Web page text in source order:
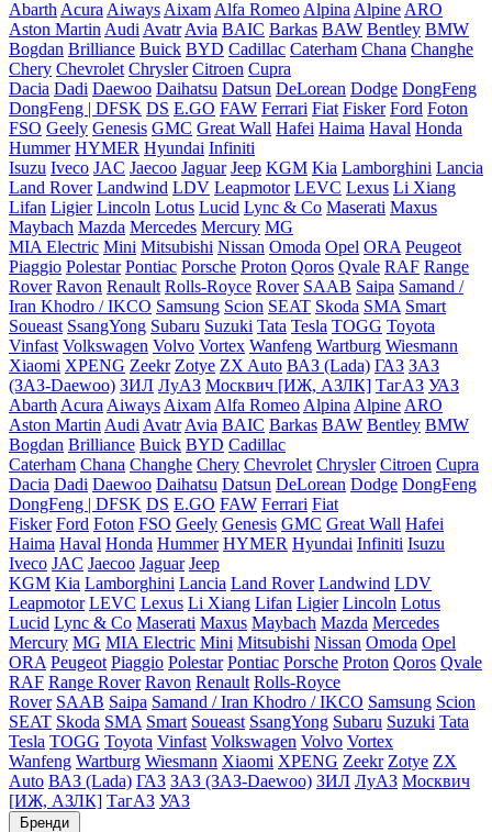
Abarth Acura Aiways Aixam Alfa Romeo Alpina Alpine ARO
Aston Martin Audi Avatr Avia BAIC Barkas BAW Bentley BMW
Bogdan Brilliance Buick BYD Cadillac Caterham Chana Changhe
Chery Chevrolet Chrysler Citroen Cupra
Dacia Dadi Daewoo Daihatsu Datsun DeLorean Dodge DongFeng
DongFeng | DFSK DS E.GO FAW Ferrari Fiat Fisker Ford Foton
FSO Geely Genesis GMC Great Wall Hafei Haima Haval Honda
Hummer HYMER Hyundai Infiniti
Isuzu Iveco JAC Jaecoo Jaguar Jeep KGM Kia Lamborghini Lancia
Land Rover Landwind LDV Leapmotor LEVC Lexus Li Xiang
Lifan Ligier Lincoln Lotus Lucid Lync & Co Maserati Maxus
Maybach Mazda Mercedes Mercury MG
MIA Electric Mini Mitsubishi Nissan Omoda Opel ORA Peugeot
Piaggio Polestar Pontiac Porsche Proton Qoros Qvale RAF Range
Rover Ravon Renault Rolls-Royce Rover SAAB Saipa Samand /
Iran Khodro / IKCO Samsung Scion SEAT Skoda SMA Smart
Soueast SsangYong Subaru Suzuki Tata Tesla TOGG Toyota
Vinfast Volkswagen Volvo Vortex Wanfeng Wartburg Wiesmann
Xiaomi XPENG Zeekr Zotye ZX Auto ВАЗ (Lada) ГАЗ ЗАЗ
(ЗАЗ-Daewoo) ЗИЛ ЛуАЗ Москвич [ИЖ, АЗЛК] ТагАЗ УАЗ
Abarth Acura Aiways Aixam Alfa Romeo Alpina Alpine ARO
Aston Martin Audi Avatr Avia BAIC Barkas BAW Bentley BMW
Bogdan Brilliance Buick BYD Cadillac
Caterham Chana Changhe Chery Chevrolet Chrysler Citroen Cupra
Dacia Dadi Daewoo Daihatsu Datsun DeLorean Dodge DongFeng
DongFeng | DFSK DS E.GO FAW Ferrari Fiat
Fisker Ford Foton FSO Geely Genesis GMC Great Wall Hafei
Haima Haval Honda Hummer HYMER Hyundai Infiniti Isuzu
Iveco JAC Jaecoo Jaguar Jeep
KGM Kia Lamborghini Lancia Land Rover Landwind LDV
Leapmotor LEVC Lexus Li Xiang Lifan Ligier Lincoln Lotus
Lucid Lync & Co Maserati Maxus Maybach Mazda Mercedes
Mercury MG MIA Electric Mini Mitsubishi Nissan Omoda Opel
ORA Peugeot Piaggio Polestar Pontiac Porsche Proton Qoros Qvale
RAF Range Rover Ravon Renault Rolls-Royce
Rover SAAB Saipa Samand / Iran Khodro / IKCO Samsung Scion
SEAT Skoda SMA Smart Soueast SsangYong Subaru Suzuki Tata
Tesla TOGG Toyota Vinfast Volkswagen Volvo Vortex
Wanfeng Wartburg Wiesmann Xiaomi XPENG Zeekr Zotye ZX
Auto ВАЗ (Lada) ГАЗ ЗАЗ (ЗАЗ-Daewoo) ЗИЛ ЛуАЗ Москвич
[ИЖ, АЗЛК] ТагАЗ УАЗ
Бренди